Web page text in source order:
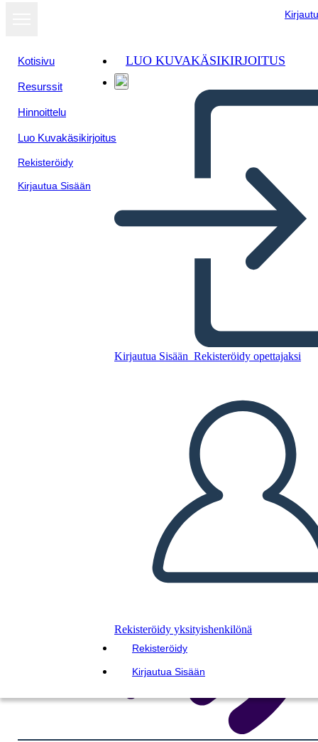
Kotisivu
Resurssit
Hinnoittelu
Luo Kuvakäsikirjoitus
Rekisteröidy
Kirjautua Sisään
LUO KUVAKÄSIKIRJOITUS
Kirjautua Sisään Rekisteröidy opettajaksi
Rekisteröidy yksityishenkilönä
Rekisteröidy
Kirjautua Sisään
TOISTA DIAESITYS
LUE MINULLE